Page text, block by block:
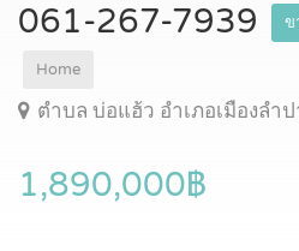
061-267-7939
ข
Home
ตำบล บ่อแฮ้ว อำเภอเมืองลำป
1,890,000฿